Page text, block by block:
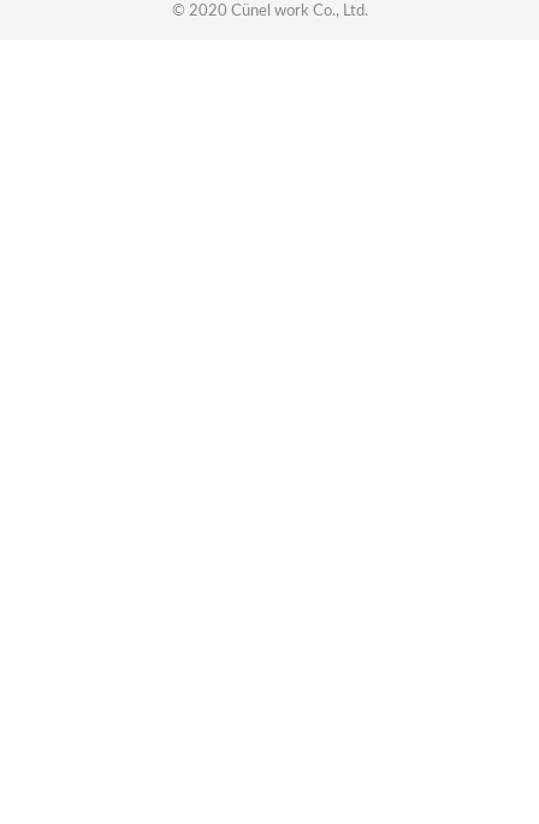
© 2020 Cünel work Co., Ltd.